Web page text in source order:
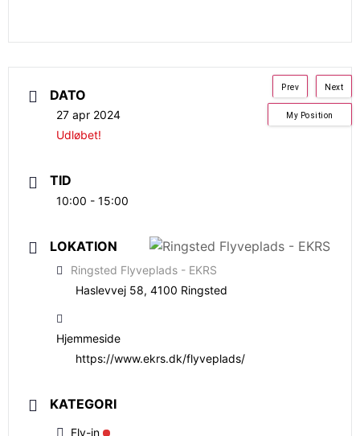
DATO
27 apr 2024
Udløbet!
TID
10:00 - 15:00
LOKATION
Ringsted Flyveplads - EKRS
Haslevvej 58, 4100 Ringsted
Hjemmeside
https://www.ekrs.dk/flyveplads/
KATEGORI
Fly-in
Next
Prev
My Position